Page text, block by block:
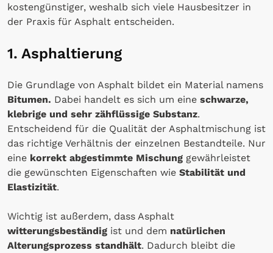
kostengünstiger, weshalb sich viele Hausbesitzer in
der Praxis für Asphalt entscheiden.
1. Asphaltierung
Die Grundlage von Asphalt bildet ein Material namens
Bitumen. Dabei handelt es sich um eine schwarze,
klebrige und sehr zähflüssige Substanz.
Entscheidend für die Qualität der Asphaltmischung ist
das richtige Verhältnis der einzelnen Bestandteile. Nur
eine korrekt abgestimmte Mischung gewährleistet
die gewünschten Eigenschaften wie Stabilität und
Elastizität.
Wichtig ist außerdem, dass Asphalt
witterungsbeständig ist und dem natürlichen
Alterungsprozess standhält. Dadurch bleibt die